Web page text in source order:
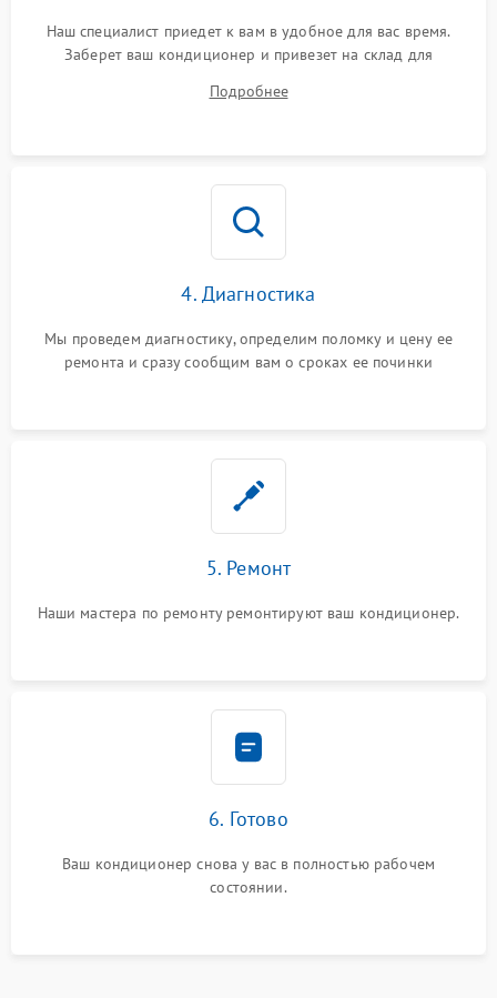
Наш специалист приедет к вам в удобное для вас время.
Заберет ваш кондиционер и привезет на склад для
Подробнее
4. Диагностика
Мы проведем диагностику, определим поломку и цену ее
ремонта и сразу сообщим вам о сроках ее починки
5. Ремонт
Наши мастера по ремонту ремонтируют ваш кондиционер.
6. Готово
Ваш кондиционер снова у вас в полностью рабочем
состоянии.